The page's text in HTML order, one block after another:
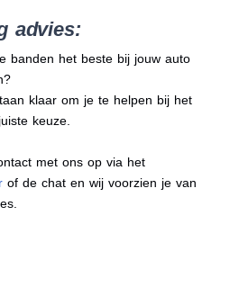
advies:
banden het beste bij jouw auto
klaar om je te helpen bij het
keuze.
met ons op via het
of de chat en wij voorzien je van